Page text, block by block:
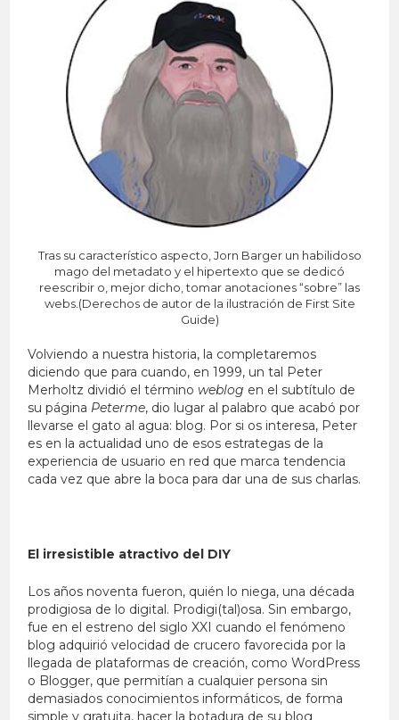
Tras su característico aspecto, Jorn Barger un habilidoso
mago del metadato y el hipertexto que se dedicó
reescribir o, mejor dicho, tomar anotaciones “sobre” las
webs.(Derechos de autor de la ilustración de First Site
Guide)
Volviendo a nuestra historia, la completaremos
diciendo que para cuando, en 1999, un tal Peter
Merholtz dividió el términoweblog en el subtítulo de
su página Peterme, dio lugar al palabro que acabó por
llevarse el gato al agua: blog. Por si os interesa, Peter
es en la actualidad uno de esos estrategas de la
experiencia de usuario en red que marca tendencia
cada vez que abre la boca para dar una de sus charlas.
El irresistible atractivo del DIY
Los años noventa fueron, quién lo niega, una década
prodigiosa de lo digital. Prodigi(tal)osa. Sin embargo,
fue en el estreno del siglo XXI cuando el fenómeno
blog adquirió velocidad de crucero favorecida por la
llegada de plataformas de creación, como WordPress
o Blogger, que permitían a cualquier persona sin
demasiados conocimientos informáticos, de forma
simple y gratuita, hacer la botadura de su blog